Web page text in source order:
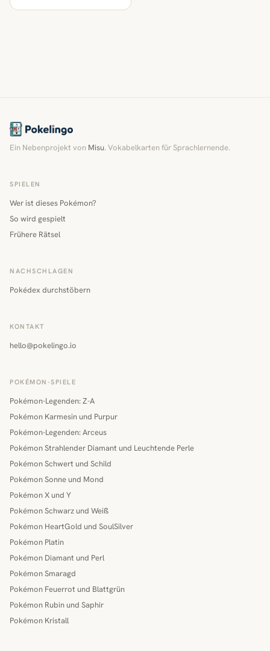
Ein Nebenprojekt von Misu. Vokabelkarten für Sprachlernende.
SPIELEN
Wer ist dieses Pokémon?
So wird gespielt
Frühere Rätsel
NACHSCHLAGEN
Pokédex durchstöbern
KONTAKT
hello@pokelingo.io
POKÉMON-SPIELE
Pokémon-Legenden: Z-A
Pokémon Karmesin und Purpur
Pokémon-Legenden: Arceus
Pokémon Strahlender Diamant und Leuchtende Perle
Pokémon Schwert und Schild
Pokémon Sonne und Mond
Pokémon X und Y
Pokémon Schwarz und Weiß
Pokémon HeartGold und SoulSilver
Pokémon Platin
Pokémon Diamant und Perl
Pokémon Smaragd
Pokémon Feuerrot und Blattgrün
Pokémon Rubin und Saphir
Pokémon Kristall